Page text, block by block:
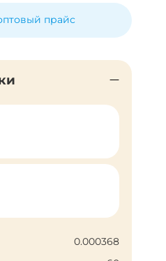
прайс
0.000368